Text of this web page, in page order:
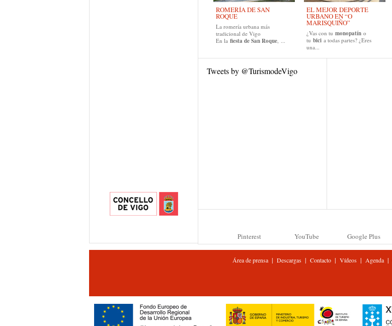
ROMERÍA DE SAN
ROQUE
La romería urbana más
tradicional de Vigo
En la fiesta de San Roque, ...
EL MEJOR DEPORTE
URBANO EN “O
MARISQUIÑO”
¿Vas con tu monopatín o
tu bici a todas partes? ¿Eres
una...
Tweets by @TurismodeVigo
Pinterest YouTube Google Plus
Área de prensa| Descargas| Contacto| Vídeos| Agenda|